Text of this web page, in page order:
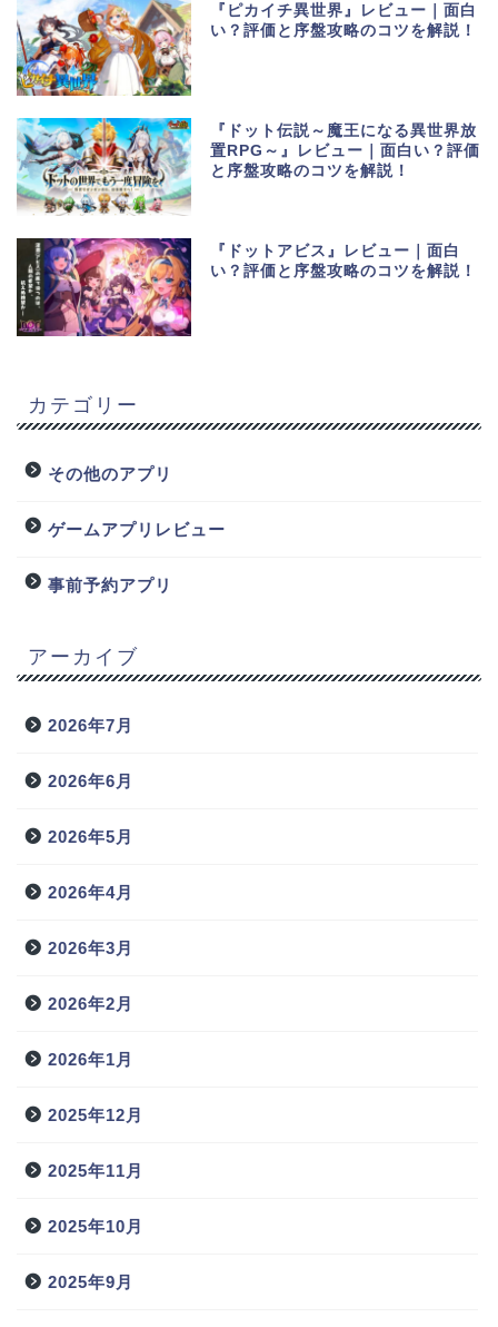
『ピカイチ異世界』レビュー｜面白
い？評価と序盤攻略のコツを解説！
『ドット伝説～魔王になる異世界放
置RPG～』レビュー｜面白い？評価
と序盤攻略のコツを解説！
『ドットアビス』レビュー｜面白
い？評価と序盤攻略のコツを解説！
カテゴリー
その他のアプリ
ゲームアプリレビュー
事前予約アプリ
アーカイブ
2026年7月
2026年6月
2026年5月
2026年4月
2026年3月
2026年2月
2026年1月
2025年12月
2025年11月
2025年10月
2025年9月